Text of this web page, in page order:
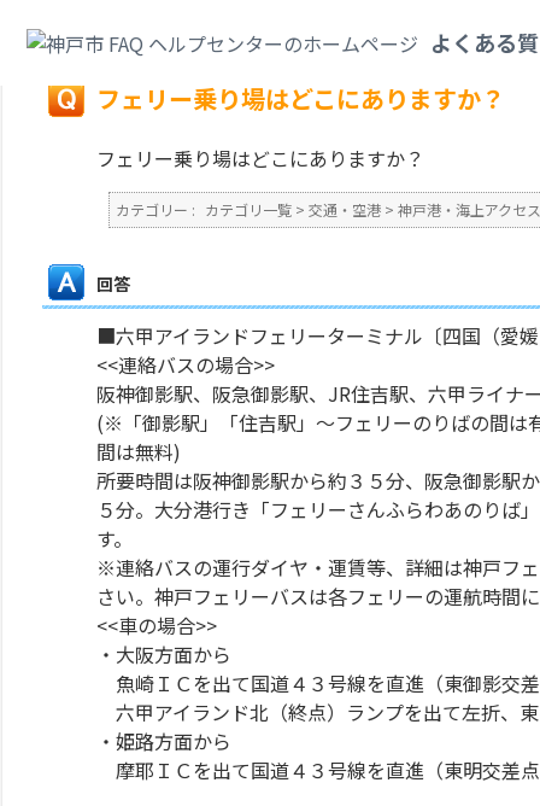
よくある
戻る
フェリー乗り場はどこにありますか？
フェリー乗り場はどこにありますか？
カテゴリー : カテゴリ一覧 > 交通・空港 > 神戸港・海上アクセス
回答
■六甲アイランドフェリーターミナル〔四国（愛
<<連絡バスの場合>>
阪神御影駅、阪急御影駅、JR住吉駅、六甲ライナ
(※「御影駅」「住吉駅」～フェリーのりばの間は
間は無料)
所要時間は阪神御影駅から約３５分、阪急御影駅
５分。大分港行き「フェリーさんふらわあのり
す。
※連絡バスの運行ダイヤ・運賃等、詳細は神戸フ
さい。神戸フェリーバスは各フェリーの運航時間
<<車の場合>>
・大阪方面から
魚崎ＩＣを出て国道４３号線を直進（東御影交
六甲アイランド北（終点）ランプを出て左折、
・姫路方面から
摩耶ＩＣを出て国道４３号線を直進（東明交差